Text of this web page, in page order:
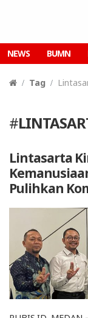
NEWS BUMN
Tag
#
Lintasarta
Pulihkan